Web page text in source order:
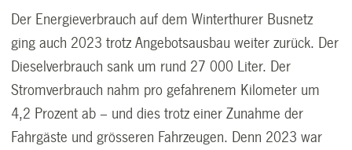
Der Energieverbrauch auf dem Winterthurer Busnetz
ging auch 2023 trotz Angebotsausbau weiter zurück. Der
Dieselverbrauch sank um rund 27 000 Liter. Der
Stromverbrauch nahm pro gefahrenem Kilometer um
4,2 Prozent ab – und dies trotz einer Zunahme der
Fahrgäste und grösseren Fahrzeugen. Denn 2023 war